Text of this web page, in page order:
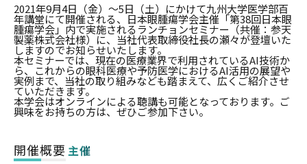
2021年9月4日（金）〜5日（土）にかけて九州大学医学部百
年講堂にて開催される、日本眼腫瘍学会主催「第38回日本眼
腫瘍学会」内で実施されるランチョンセミナー（共催：参天
製薬株式会社様）に、当社代表取締役社長の瀬々が登壇いた
しますのでお知らせいたします。
本セミナーでは、現在の医療業界で利用されているAI技術か
ら、これからの眼科医療や予防医学におけるAI活用の展望や
実例まで、当社の取り組みなども踏まえて、広くご紹介させ
ていただきます。
本学会はオンラインによる聴講も可能となっております。ご
興味をお持ちの方は、ぜひご参加下さい。
開催概要 主催